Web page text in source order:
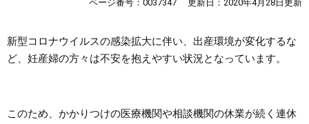
まちづくり
ページ番号：0037347 更新日：2020年4月28日更新
新型コロナウイルスの感染拡大に伴い、出産環境が変化するな
ど、妊産婦の方々は不安を抱えやすい状況となっています。
このため、かかりつけの医療機関や相談機関の休業が続く連休